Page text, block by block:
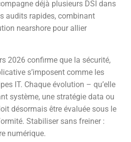
déjà plusieurs DSI dans
audits rapides, combinant
nearshore pour allier
2026 confirme que la sécurité,
s’imposent comme les
IT. Chaque évolution – qu’elle
système, une stratégie data ou
désormais être évaluée sous le
Stabiliser sans freiner :
numérique.